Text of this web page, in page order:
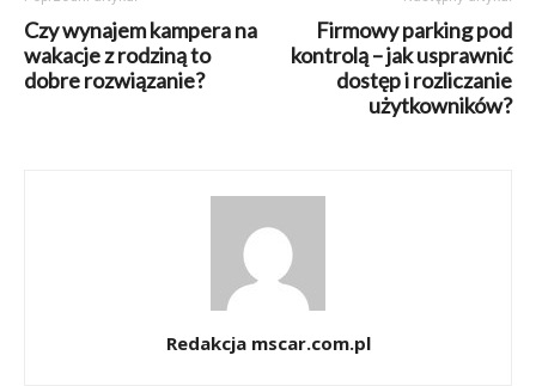
Czy wynajem kampera na
wakacje z rodziną to
dobre rozwiązanie?
Firmowy parking pod
kontrolą – jak usprawnić
dostęp i rozliczanie
użytkowników?
Redakcja mscar.com.pl